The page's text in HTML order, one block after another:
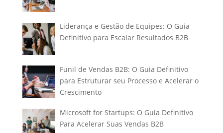
Liderança e Gestão de Equipes: O Guia
Definitivo para Escalar Resultados B2B
Funil de Vendas B2B: O Guia Definitivo
para Estruturar seu Processo e Acelerar o
Crescimento
Microsoft for Startups: O Guia Definitivo
Para Acelerar Suas Vendas B2B